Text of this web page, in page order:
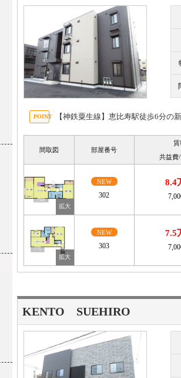
【神鉄粟生線】恵比寿駅徒歩6分の
間取図 部屋番号
賃
共益費
NEW
302
8.4
NEW
303
7.5
KENTO SUEHIRO